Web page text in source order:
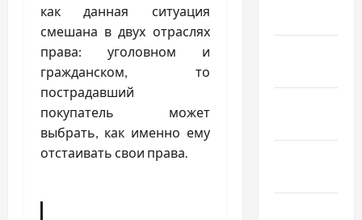
как данная ситуация
смешана в двух отраслях
права: уголовном и
гражданском, то
пострадавший
покупатель может
выбрать, как именно ему
отстаивать свои права.